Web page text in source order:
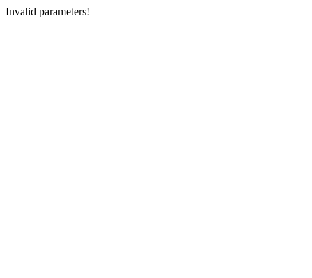
Invalid parameters!